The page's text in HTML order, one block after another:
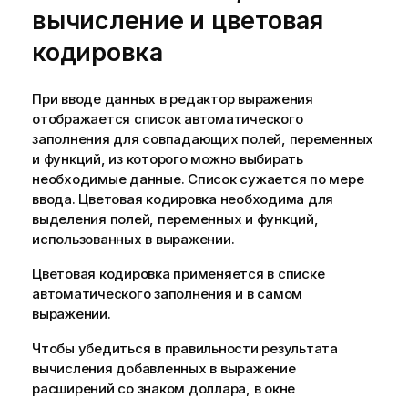
вычисление и цветовая
кодировка
При вводе данных в редактор выражения
отображается список автоматического
заполнения для совпадающих полей, переменных
и функций, из которого можно выбирать
необходимые данные. Список сужается по мере
ввода. Цветовая кодировка необходима для
выделения полей, переменных и функций,
использованных в выражении.
Цветовая кодировка применяется в списке
автоматического заполнения и в самом
выражении.
Чтобы убедиться в правильности результата
вычисления добавленных в выражение
расширений со знаком доллара, в окне